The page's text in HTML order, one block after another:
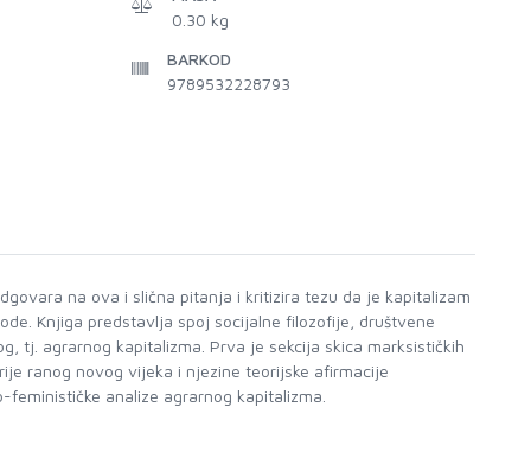
0.30 kg
BARKOD
9789532228793
na ova i slična pitanja i kritizira tezu da je kapitalizam
Knjiga predstavlja spoj socijalne filozofije, društvene
tj. agrarnog kapitalizma. Prva je sekcija skica marksističkih
ranog novog vijeka i njezine teorijske afirmacije
analize agrarnog kapitalizma.